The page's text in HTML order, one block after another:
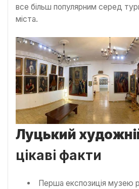
все більш популярним серед
міста.
Луцький
цікаві факти
Перша експозиція музею